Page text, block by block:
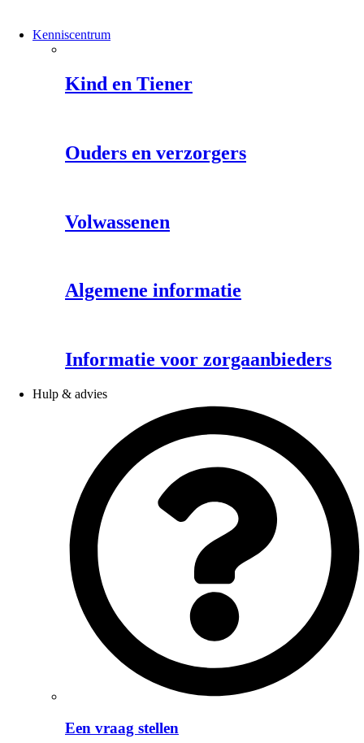
Kenniscentrum
Kind en Tiener
Ouders en verzorgers
Volwassenen
Algemene informatie
Informatie voor zorgaanbieders
Hulp & advies
Een vraag stellen